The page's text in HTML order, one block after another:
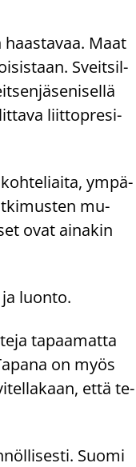
Maat
Sveit­sil­
liit­topre­si­
koh­te­liai­ta, ym­pä­
mu­
ovat ai­na­kin
luon­to.
ta­paa­mat­ta
on myös
että te­
Suomi